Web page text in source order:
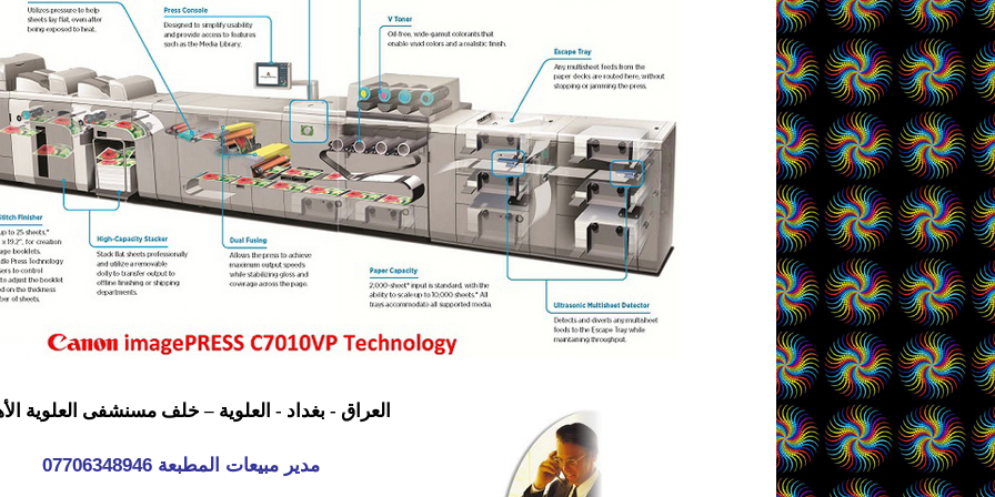
العراق - بغداد - العلوية – خلف مسنشفى العلوية
07706348946 مدير مبيعات المطبعة